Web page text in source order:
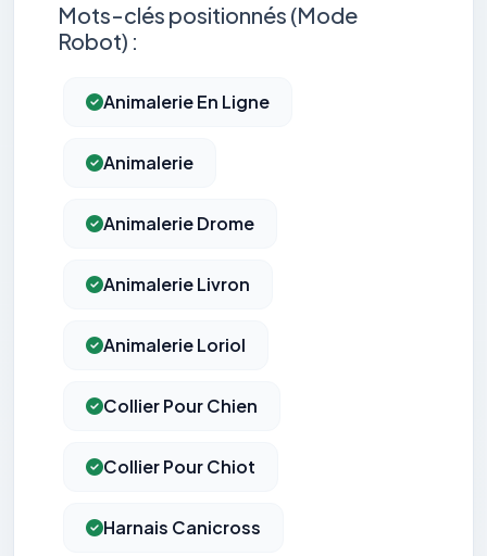
Mots-clés positionnés (Mode
Robot) :
Animalerie En Ligne
Animalerie
Animalerie Drome
Animalerie Livron
Animalerie Loriol
Collier Pour Chien
Collier Pour Chiot
Harnais Canicross